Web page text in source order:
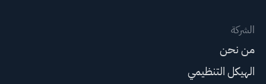
الشركة
من نحن
الهيكل التنظيمي